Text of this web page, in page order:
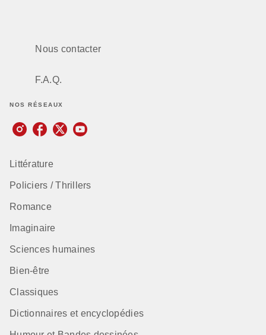
Nous contacter
F.A.Q.
NOS RÉSEAUX
Littérature
Policiers / Thrillers
Romance
Imaginaire
Sciences humaines
Bien-être
Classiques
Dictionnaires et encyclopédies